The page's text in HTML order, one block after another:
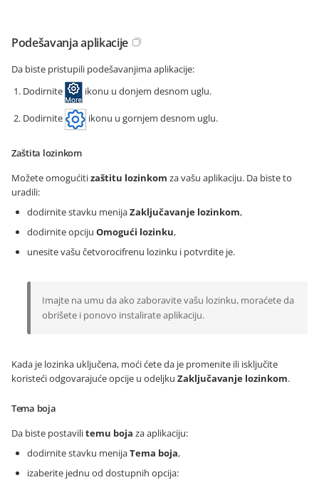
Podešavanja aplikacije
Da biste pristupili podešavanjima aplikacije:
Dodirnite
ikonu u donjem desnom uglu.
Dodirnite ikonu u gornjem desnom uglu.
Zaštita lozinkom
Možete omogućitizaštitu lozinkom za vašu aplikaciju. Da biste to
uradili:
dodirnite stavku menijaZaključavanje lozinkom,
dodirnite opciju Omogući lozinku,
unesite vašu četvorocifrenu lozinku i potvrdite je.
Imajte na umu da ako zaboravite vašu lozinku, moraćete da
obrišete i ponovo instalirate aplikaciju.
Kada je lozinka uključena, moći ćete da je promenite ili isključite
koristeći odgovarajuće opcije u odeljku Zaključavanje lozinkom.
Tema boja
Da biste postavilitemu boja za aplikaciju:
dodirnite stavku menijaTema boja,
izaberite jednu od dostupnih opcija: